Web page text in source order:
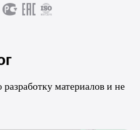
материалов и не